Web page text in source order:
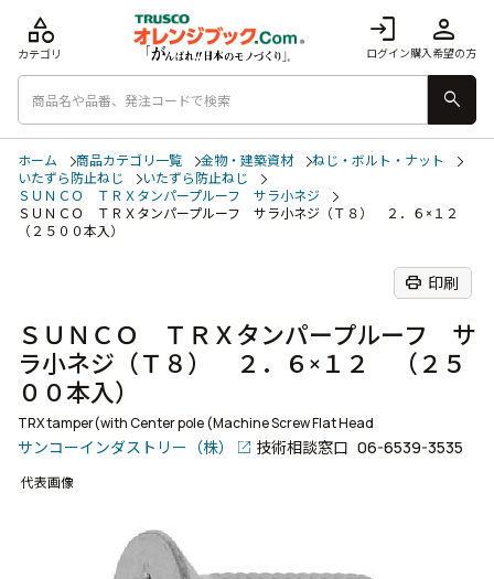
login
ログイン
person
購入希望の方
category
カテゴリ
search
ホーム 商品カテゴリ一覧 金物・建築資材
ねじ・ボルト・ナット
いたずら防止ねじ
いたずら防止ねじ
ＳＵＮＣＯ ＴＲＸタンパープルーフ サラ小ネジ
ＳＵＮＣＯ ＴＲＸタンパープルーフ サラ小ネジ（Ｔ８） ２．６×１２
（２５００本入）
print 印刷
ＳＵＮＣＯ ＴＲＸタンパープルーフ サ
ラ小ネジ（Ｔ８） ２．６×１２ （２５
００本入）
TRX tamper(with Center pole (Machine Screw Flat Head
サンコーインダストリー（株） 技術相談窓口 06-6539-3535
代表画像